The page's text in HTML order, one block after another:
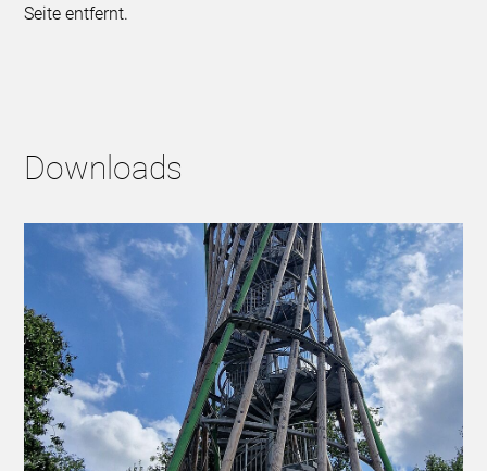
Seite entfernt.
Downloads